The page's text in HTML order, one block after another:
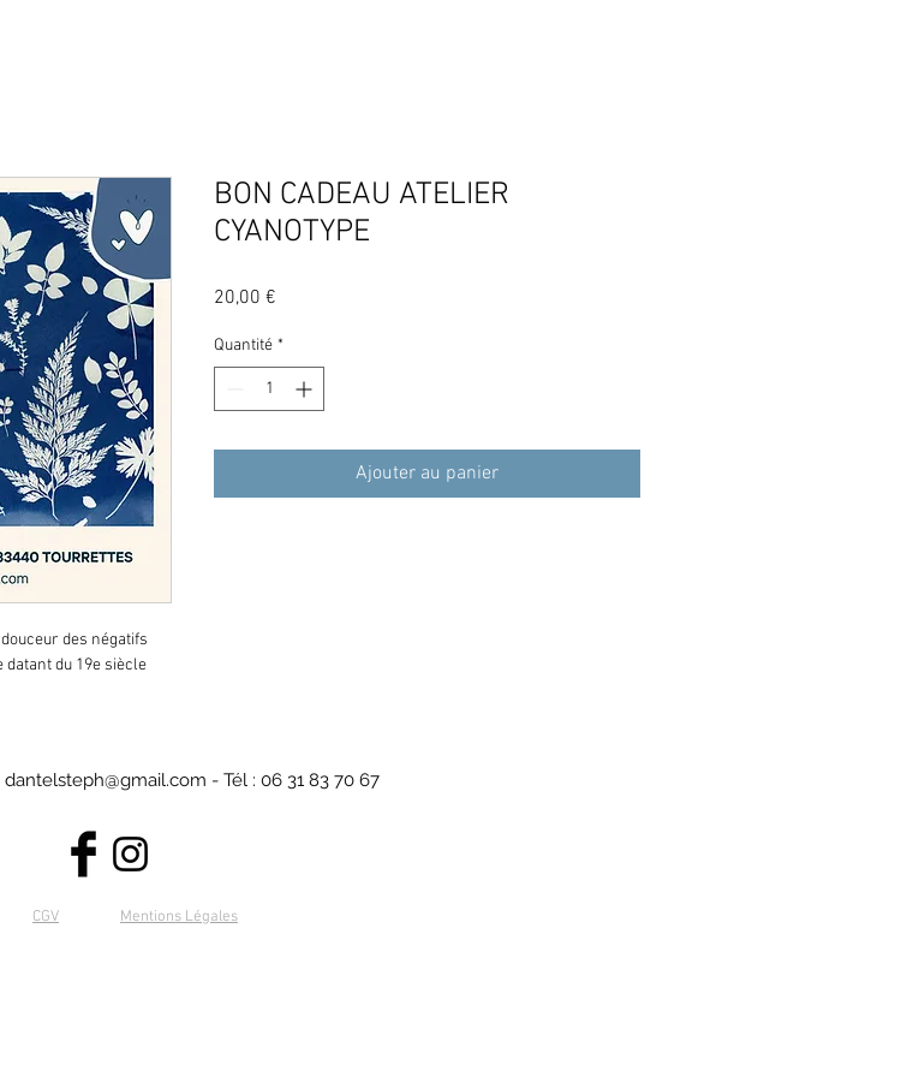
des négatifs
du 19e siècle
BON CADEAU ATELIER
CYANOTYPE
20,00 €
Quantité *
Ajouter au panier
dantelsteph@gmail.com - Tél : 06 31 83 70 67
CGV Mentions Légales